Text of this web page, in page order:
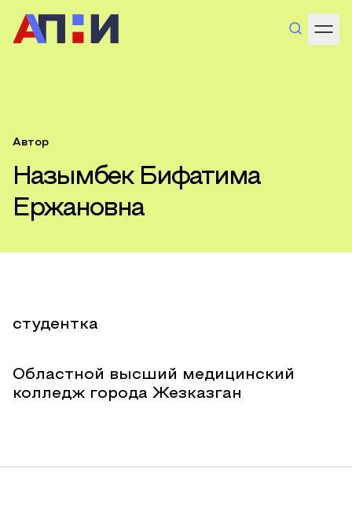
Автор
Назымбек Бифатима
Ержановна
студентка
Областной высший медицинский
колледж города Жезказган